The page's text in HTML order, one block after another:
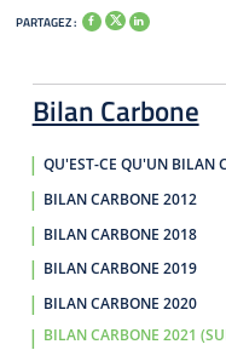
Bilan Carbone
QU'EST-CE QU'UN BILAN
BILAN CARBONE 2012
BILAN CARBONE 2018
BILAN CARBONE 2019
BILAN CARBONE 2020
BILAN CARBONE 2021
PARTAGEZ :